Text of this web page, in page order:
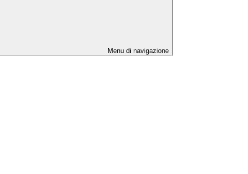
Menu di navigazione